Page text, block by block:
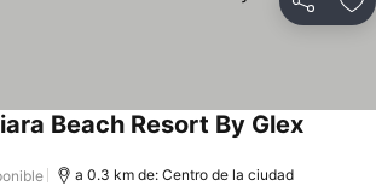
Compartir
Beach Resort By GlexVer
a 0.3 km de: Centro de la ciudad